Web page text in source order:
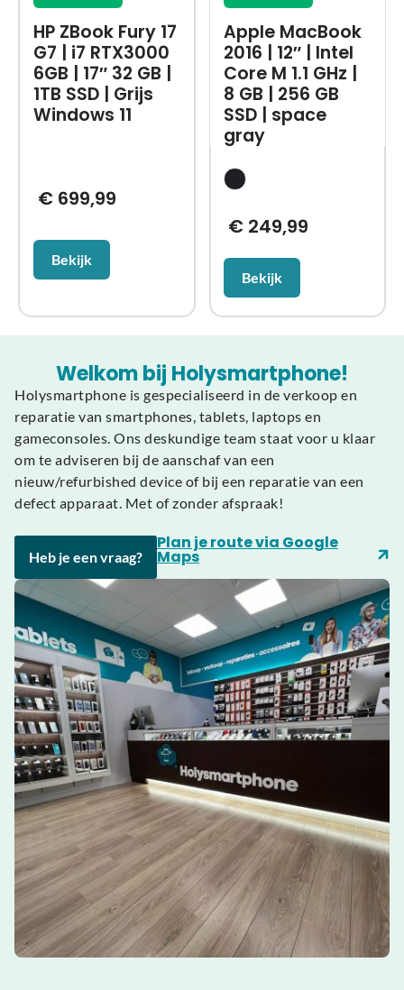
HP ZBook Fury 17
G7 | i7 RTX3000
6GB | 17″ 32 GB |
1TB SSD | Grijs
Windows 11
€699,99
Bekijk
Apple MacBook
2016 | 12″ | Intel
Core M 1.1 GHz |
8 GB | 256 GB
SSD | space
gray
€ 249,99
Bekijk
Welkom bij Holysmartphone!
Holysmartphone is gespecialiseerd in de verkoop en
reparatie van smartphones, tablets, laptops en
gameconsoles. Ons deskundige team staat voor u klaar
om te adviseren bij de aanschaf van een
nieuw/refurbished device of bij een reparatie van een
defect apparaat. Met of zonder afspraak!
Heb je een vraag?
Plan je route via Google
Maps